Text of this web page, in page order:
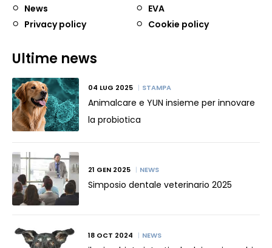
News
EVA
Privacy policy
Cookie policy
Ultime news
04 LUG 2025 STAMPA
Animalcare e YUN insieme per innovare
la probiotica
21 GEN 2025 NEWS
Simposio dentale veterinario 2025
18 OCT 2024 NEWS